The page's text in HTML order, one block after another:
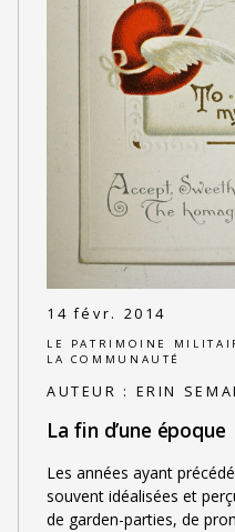
14 févr. 2014
LE PATRIMOINE
LA COMMUNAUTÉ
AUTEUR : ERIN
La fin d’une époque
Les années ayant
souvent idéalisées et
de garden-parties, de